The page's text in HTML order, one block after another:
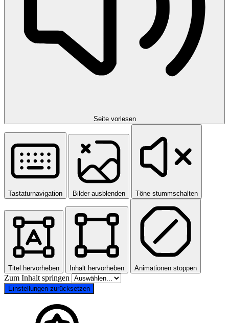
Seite vorlesen
Tastaturnavigation Bilder ausblenden Töne stummschalten
Titel hervorheben Inhalt hervorheben Animationen stoppen
Zum Inhalt springen
Einstellungen zurücksetzen